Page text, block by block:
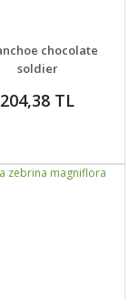
VER
chocolate
soldier
204,38 TL